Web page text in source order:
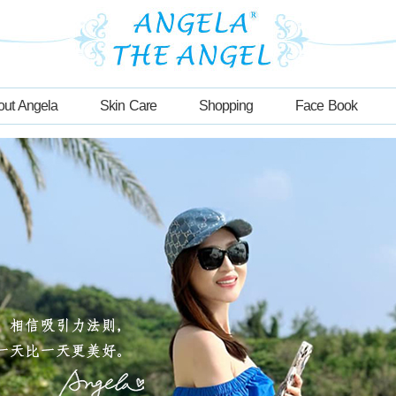
Angela Skin Care Shopping Face Book